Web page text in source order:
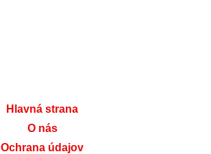
Hlavná strana
O nás
Ochrana údajov